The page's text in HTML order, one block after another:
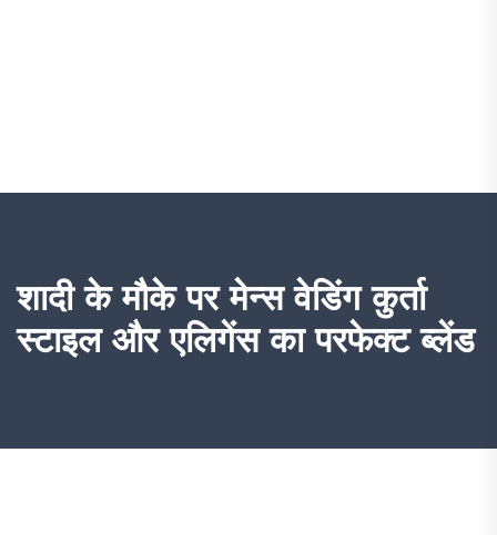
शादी के मौके पर मेन्स वेडिंग कुर्ता
स्टाइल और एलिगेंस का परफेक्ट ब्लेंड